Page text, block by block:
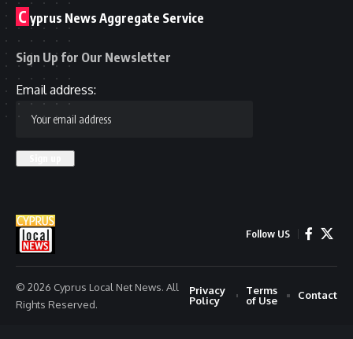
C yprus News Aggregate Service
Sign Up for Our Newsletter
Email address:
Follow US
© 2026 Cyprus Local Net News. All
Rights Reserved.
Privacy
Policy
Terms
of Use
Contact